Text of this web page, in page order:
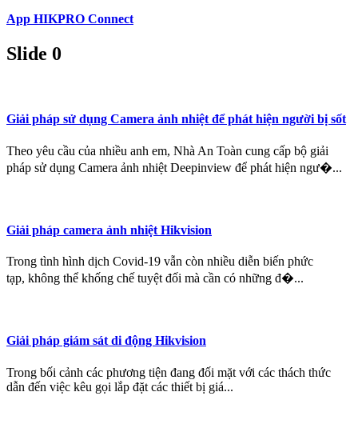
App HIKPRO Connect
Slide 0
Giải pháp sử dụng Camera ảnh nhiệt để phát hiện người bị sốt
Theo yêu cầu của nhiều anh em, Nhà An Toàn cung cấp bộ giải
pháp sử dụng Camera ảnh nhiệt Deepinview để phát hiện ngư�...
Giải pháp camera ảnh nhiệt Hikvision
Trong tình hình dịch Covid-19 vẫn còn nhiều diễn biến phức
tạp, không thể khống chế tuyệt đối mà cần có những đ�...
Giải pháp giám sát di động Hikvision
Trong bối cảnh các phương tiện đang đối mặt với các thách thức
dẫn đến việc kêu gọi lắp đặt các thiết bị giá...